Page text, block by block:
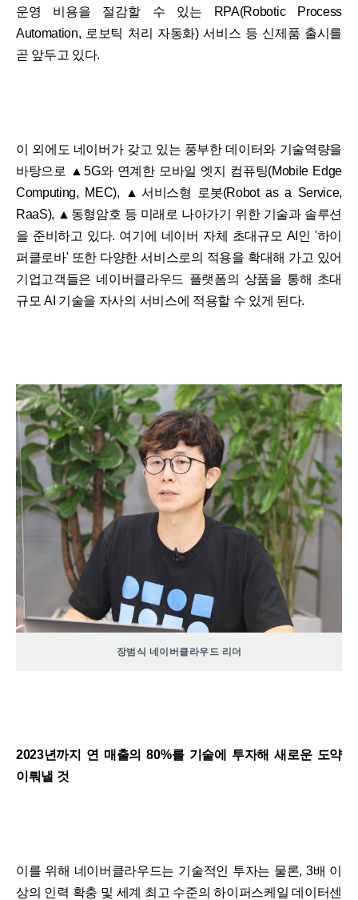
운영 비용을 절감할 수 있는 RPA(Robotic Process
Automation, 로보틱 처리 자동화) 서비스 등 신제품 출시를
곧 앞두고 있다.
이 외에도 네이버가 갖고 있는 풍부한 데이터와 기술역량을
바탕으로 ▲5G와 연계한 모바일 엣지 컴퓨팅(Mobile Edge
Computing, MEC), ▲서비스형 로봇(Robot as a Service,
RaaS), ▲동형암호 등 미래로 나아가기 위한 기술과 솔루션
을 준비하고 있다. 여기에 네이버 자체 초대규모 AI인 '하이
퍼클로바' 또한 다양한 서비스로의 적용을 확대해 가고 있어
기업고객들은 네이버클라우드 플랫폼의 상품을 통해 초대
규모 AI 기술을 자사의 서비스에 적용할 수 있게 된다.
장범식 네이버클라우드 리더
2023년까지 연 매출의 80%를 기술에 투자해 새로운 도약
이뤄낼 것
이를 위해 네이버클라우드는 기술적인 투자는 물론, 3배 이
상의 인력 확충 및 세계 최고 수준의 하이퍼스케일 데이터센